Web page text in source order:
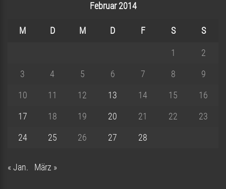
Februar 2014
M D M D F S S
1
2
3
4 5 6 7 8
9
10
11 12 13 14 15
16
17
18 19 20 21 22
23
24
25 26 27 28
« Jan. März »